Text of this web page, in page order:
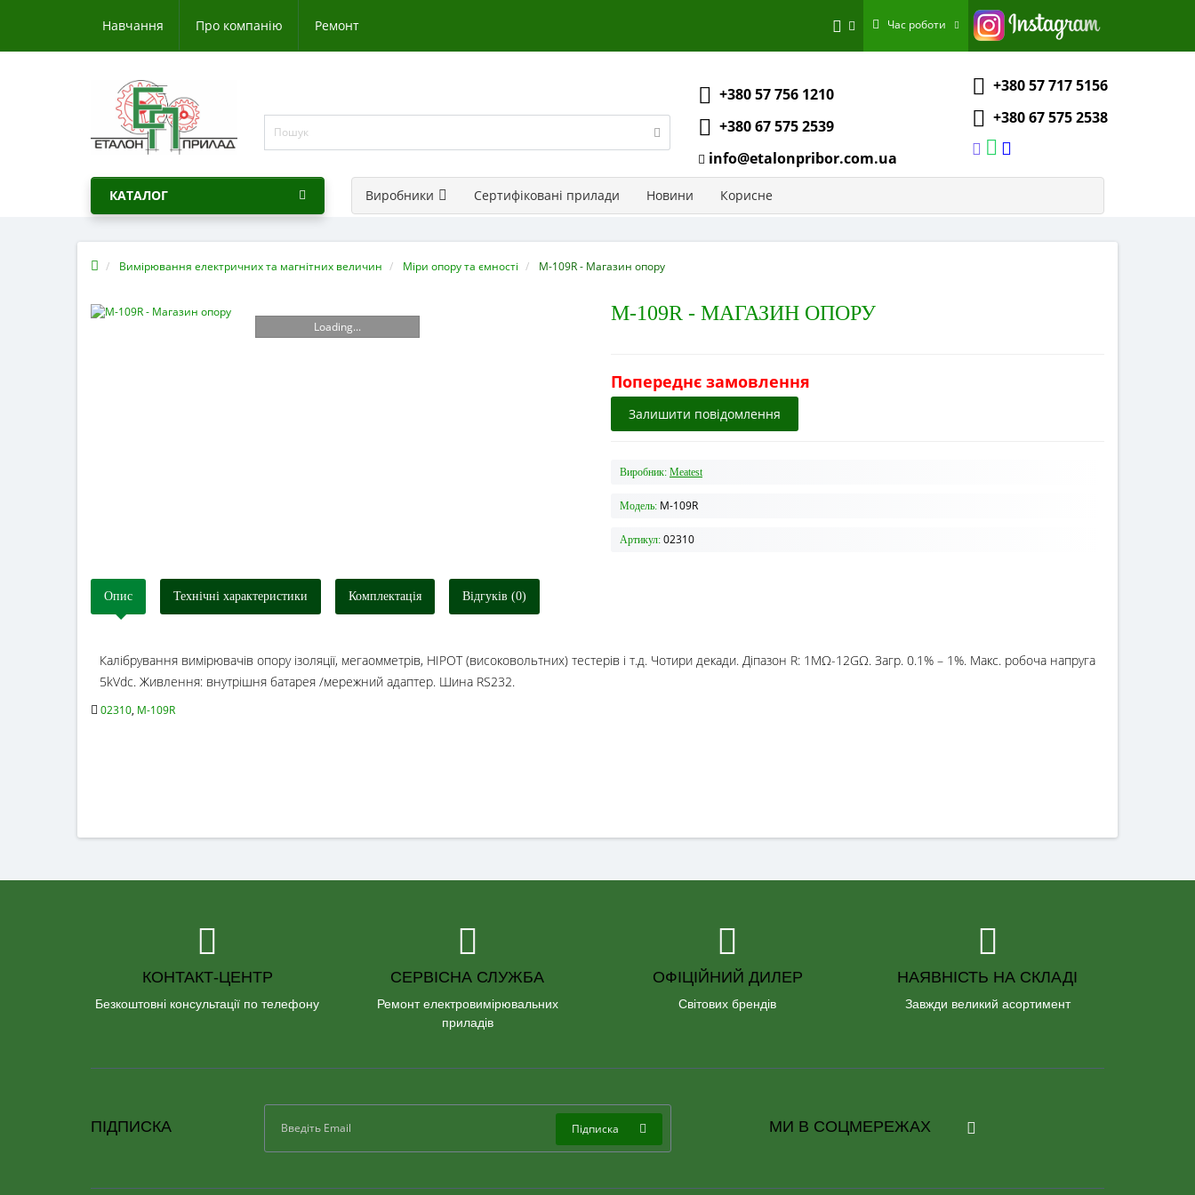
Навчання Про компанію Ремонт Час роботи
+380 57 756 1210
+380 67 575 2539
info@etalonpribor.com.ua
+380 57 717 5156
+380 67 575 2538
КАТАЛОГ Виробники Сертифіковані прилади Новини Корисне
Вимірювання електричних та магнітних величин Міри опору та ємності M-109R - Магазин опору
Loading...
M-109R - МАГАЗИН ОПОРУ
Попереднє замовлення
Залишити повідомлення
Виробник: Meatest
Модель: M-109R
Артикул: 02310
Опис Технічні характеристики Комплектація Відгуків (0)
Калібрування вимірювачів опору ізоляції, мегаомметрів, HIPOT (високовольтних) тестерів і т.д. Чотири декади. Діпазон R: 1MΩ-12GΩ. Загр. 0.1% – 1%. Макс. робоча напруга
5kVdc. Живлення: внутрішня батарея /мережний адаптер. Шина RS232.
02310, M-109R
КОНТАКТ-ЦЕНТР
Безкоштовні консультації по телефону
СЕРВІСНА СЛУЖБА
Ремонт електровимірювальних
приладів
ОФІЦІЙНИЙ ДИЛЕР
Світових брендів
НАЯВНІСТЬ НА СКЛАДІ
Завжди великий асортимент
ПІДПИСКА Підписка МИ В СОЦМЕРЕЖАХ